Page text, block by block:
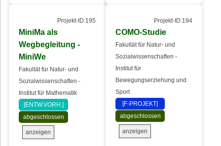
Projekt-ID:195
MiniMa als
Wegbegleitung -
MiniWe
Fakultät für Natur- und
Sozialwissenschaften -
Institut für Mathematik
[ENTW.VORH.]
abgeschlossen
anzeigen
Projekt-ID:194
COMO-Studie
Fakultät für Natur- und
Sozialwissenschaften -
Institut für
Bewegungserziehung und
Sport
[F-PROJEKT]
abgeschlossen
anzeigen